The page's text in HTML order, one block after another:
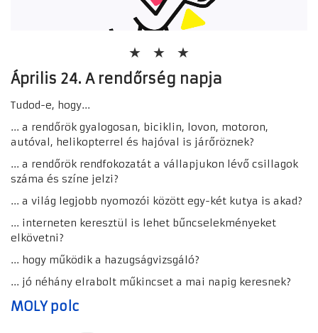
Április 24. A rendőrség napja
Tudod-e, hogy...
... a rendőrök gyalogosan, biciklin, lovon, motoron,
autóval, helikopterrel és hajóval is járőröznek?
... a rendőrök rendfokozatát a vállapjukon lévő csillagok
száma és színe jelzi?
... a világ legjobb nyomozói között egy-két kutya is akad?
... interneten keresztül is lehet bűncselekményeket
elkövetni?
... hogy működik a hazugságvizsgáló?
... jó néhány elrabolt műkincset a mai napig keresnek?
MOLY polc